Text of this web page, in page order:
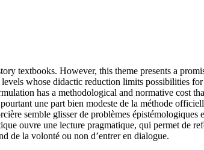
textbooks. However, this theme presents a
whose didactic reduction limits possibilities
has a methodological and normative cost
une part bien modeste de la méthode
semble glisser de problèmes épistémologiques
ouvre une lecture pragmatique, qui permet de
de la volonté ou non d’entrer en dialogue.